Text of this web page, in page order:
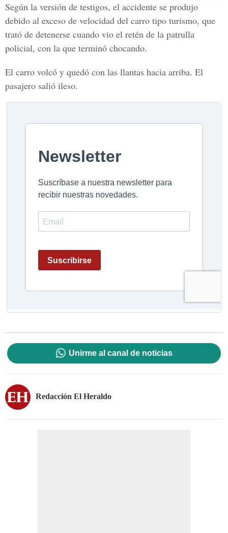
Según la versión de testigos, el accidente se produjo
debido al exceso de velocidad del carro tipo turismo, que
trató de detenerse cuando vio el retén de la patrulla
policial, con la que terminó chocando.
El carro volcó y quedó con las llantas hacia arriba. El
pasajero salió ileso.
Unirme al canal de noticias
Redacción El Heraldo